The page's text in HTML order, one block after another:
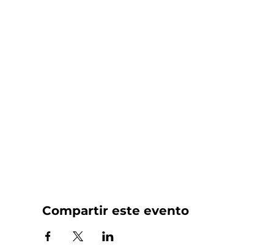
Compartir este evento